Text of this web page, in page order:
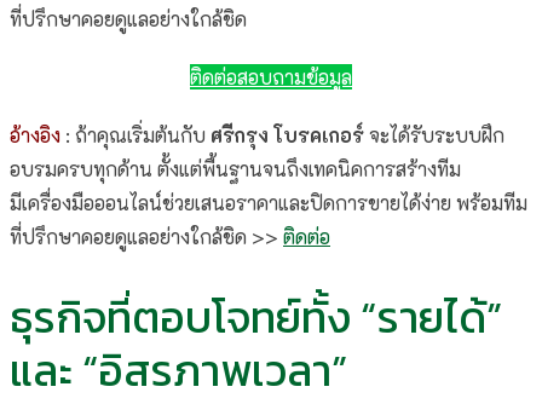
ที่ปรึกษาคอยดูแลอย่างใกล้ชิด
ติดต่อสอบถามข้อมูล
อ้างอิง : ถ้าคุณเริ่มต้นกับ ศรีกรุง โบรคเกอร์จะได้รับระบบฝึก
อบรมครบทุกด้าน ตั้งแต่พื้นฐานจนถึงเทคนิคการสร้างทีม
มีเครื่องมือออนไลน์ช่วยเสนอราคาและปิดการขายได้ง่าย พร้อมทีม
ที่ปรึกษาคอยดูแลอย่างใกล้ชิด >> ติดต่อ
ธุรกิจที่ตอบโจทย์ทั้ง “รายได้”
และ “อิสรภาพเวลา”